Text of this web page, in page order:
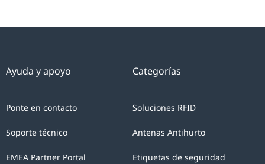
Categorías
Soluciones RFID
Antenas Antihurto
Etiquetas de seguridad
Ayuda y apoyo
Ponte en contacto
Soporte técnico
EMEA Partner Portal